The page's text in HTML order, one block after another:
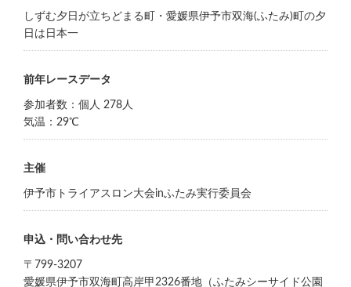
しずむ夕日が立ちどまる町・愛媛県伊予市双海(ふたみ)町の夕
日は日本一
前年レースデータ
参加者数：個人 278人
気温：29℃
主催
伊予市トライアスロン大会inふたみ実行委員会
申込・問い合わせ先
〒799-3207
愛媛県伊予市双海町高岸甲2326番地（ふたみシーサイド公園